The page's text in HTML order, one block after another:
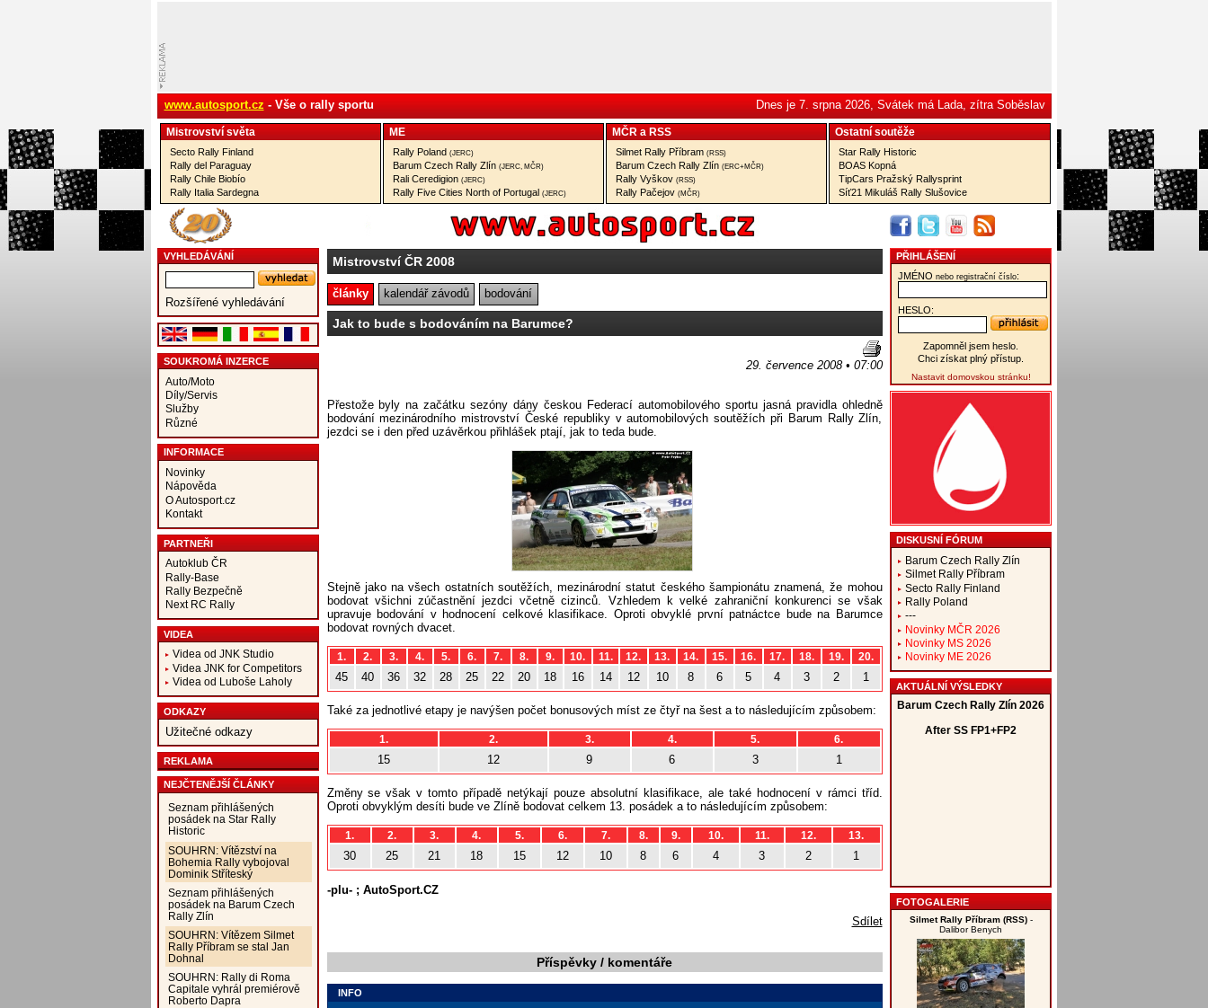
www.autosport.cz - Vše o rally sportu Dnes je 7. srpna 2026, Svátek má Lada, zítra Soběslav
Mistrovství­ světa
Secto Rally Finland
Rally del Paraguay
Rally Chile Biobío
Rally Italia Sardegna
ME
Rally Poland (JERC)
Barum Czech Rally Zlín (JERC, MČR)
Rali Ceredigion (JERC)
Rally Five Cities North of Portugal (JERC)
MČR a RSS
Silmet Rally Příbram (RSS)
Barum Czech Rally Zlín (ERC+MČR)
Rally Vyškov (RSS)
Rally Pačejov (MČR)
Ostatní­ soutěže
Star Rally Historic
BOAS Kopná
TipCars Pražský Rallysprint
Síť21 Mikuláš Rally Slušovice
VYHLEDÁVÁNÍ
Rozšířené vyhledávání
SOUKROMÁ INZERCE
Auto/Moto
Díly/Servis
Služby
Různé
INFORMACE
Novinky
Nápověda
O Autosport.cz
Kontakt
PARTNEŘI
Autoklub ČR
Rally-Base
Rally Bezpečně
Next RC Rally
VIDEA
Videa od JNK Studio
Videa JNK for Competitors
Videa od Luboše Laholy
ODKAZY
Užitečné odkazy
REKLAMA
NEJČTENĚJŠÍ ČLÁNKY
Seznam přihlášených
posádek na Star Rally
Historic
SOUHRN: Vítězství na
Bohemia Rally vybojoval
Dominik Stříteský
Seznam přihlášených
posádek na Barum Czech
Rally Zlín
SOUHRN: Vítězem Silmet
Rally Příbram se stal Jan
Dohnal
SOUHRN: Rally di Roma
Capitale vyhrál premiérově
Roberto Dapra
Mistrovství ČR 2008
články kalendář závodů bodování
Jak to bude s bodováním na Barumce?
29. července 2008 • 07:00
Přestože byly na začátku sezóny dány českou Federací automobilového sportu jasná pravidla ohledně
bodování mezinárodního mistrovství České republiky v automobilových soutěžích při Barum Rally Zlín,
jezdci se i den před uzávěrkou přihlášek ptají, jak to teda bude.
Stejně jako na všech ostatních soutěžích, mezinárodní statut českého šampionátu znamená, že mohou
bodovat všichni zúčastnění jezdci včetně cizinců. Vzhledem k velké zahraniční konkurenci se však
upravuje bodování v hodnocení celkové klasifikace. Oproti obvyklé první patnáctce bude na Barumce
bodovat rovných dvacet.
1. 2. 3. 4. 5. 6. 7. 8. 9. 10. 11. 12. 13. 14. 15. 16. 17. 18. 19. 20.
45 40 36 32 28 25 22 20 18 16 14 12 10 8 6 5 4 3 2 1
Také za jednotlivé etapy je navýšen počet bonusových míst ze čtyř na šest a to následujícím způsobem:
1. 2. 3. 4. 5. 6.
15 12 9 6 3 1
Změny se však v tomto případě netýkají pouze absolutní klasifikace, ale také hodnocení v rámci tříd.
Oproti obvyklým desíti bude ve Zlíně bodovat celkem 13. posádek a to následujícím způsobem:
1. 2. 3. 4. 5. 6. 7. 8. 9. 10. 11. 12. 13.
30 25 21 18 15 12 10 8 6 4 3 2 1
-plu- ; AutoSport.CZ
Sdílet
Příspěvky / komentáře
INFO
PŘIHLÁŠENÍ
JMÉNO nebo registrační číslo:
HESLO:
Zapomněl jsem heslo.
Chci získat plný přístup.
Nastavit domovskou stránku!
DISKUSNÍ FÓRUM
Barum Czech Rally Zlín
Silmet Rally Příbram
Secto Rally Finland
Rally Poland
---
Novinky MČR 2026
Novinky MS 2026
Novinky ME 2026
AKTUÁLNÍ VÝSLEDKY
FOTOGALERIE
Silmet Rally Příbram (RSS)-
Dalibor Benych